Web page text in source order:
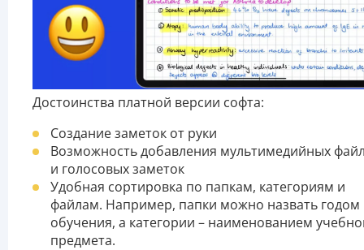
Достоинства платной версии софта:
Создание заметок от руки
Возможность добавления мультимедийных
и голосовых заметок
Удобная сортировка по папкам, категориям и
файлам. Например, папки можно назвать годом
обучения, а категории – наименованием
предмета.